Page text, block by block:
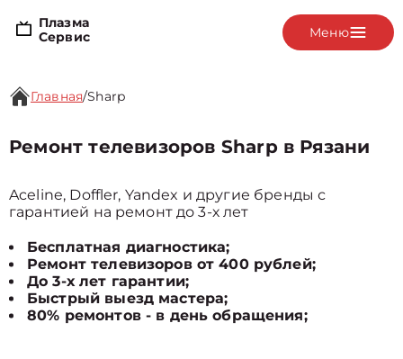
Плазма
Сервис
Меню
Главная/Sharp
Ремонт телевизоров Sharp в Рязани
Aceline, Doffler, Yandex и другие бренды с
гарантией на ремонт до 3-х лет
Бесплатная диагностика;
Ремонт телевизоров от 400 рублей;
До 3-х лет гарантии;
Быстрый выезд мастера;
80% ремонтов - в день обращения;